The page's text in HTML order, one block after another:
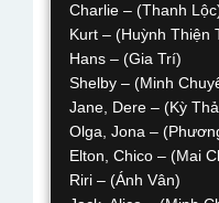
Charlie – (Thanh
Kurt – (Huỳnh Thiện
Hans – (Gia Trí)
Shelby – (Minh
Jane, Dere – (Kỳ
Olga, Jona –
Elton, Chico – (Mai
Riri – (Ánh Vân)